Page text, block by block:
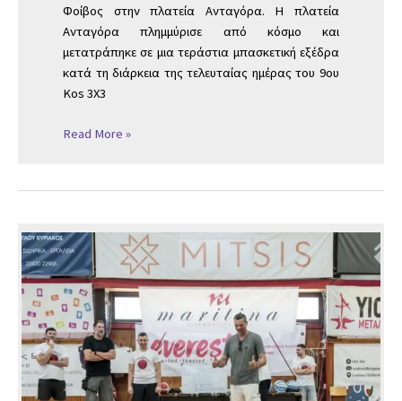
Φοίβος στην πλατεία Ανταγόρα. Η πλατεία
Ανταγόρα πλημμύρισε από κόσμο και
μετατράπηκε σε μια τεράστια μπασκετική εξέδρα
κατά τη διάρκεια της τελευταίας ημέρας του 9ου
Kos 3X3
Read More »
EVOLUTION
BASKETBALL
CAMP